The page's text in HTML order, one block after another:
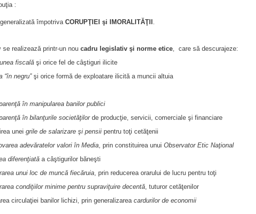
:
împotrivaCORUPŢIEI şi IMORALITĂŢII .
realizează printr-un nou cadru legislativ şi norme etice, care să descurajeze:
fiscalăşi orice fel de câştiguri ilicite
“în negru”şi orice formă de exploatare ilicită a muncii altuia
în manipularea banilor publici
în bilanţurile societăţilorde producţie, servicii, comerciale şi financiare
unei grile de salarizare şi pensiipentru toţi cetăţenii
adevăratelor valori în Media, prin constituirea unui Observator Etic Naţional
diferenţiatăa câştigurilor băneşti
unui loc de muncă fiecăruia, prin reducerea orarului de lucru pentru toţi
condiţiilor minime pentru supraviţuire decentă, tuturor cetăţenilor
banilor lichizi, prin generalizarea cardurilor de economii